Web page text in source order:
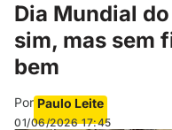
Dia Mundial
sim, mas sem
bem
Por Paulo Leite
01/06/2026 17:45